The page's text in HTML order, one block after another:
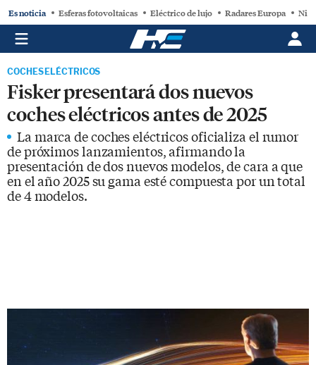
Es noticia Esferas fotovoltaicas Eléctrico de lujo Radares Europa
COCHES ELÉCTRICOS
Fisker presentará dos nuevos
coches eléctricos antes de 2025
La marca de coches eléctricos oficializa el rumor
de próximos lanzamientos, afirmando la
presentación de dos nuevos modelos, de cara a que
en el año 2025 su gama esté compuesta por un total
de 4 modelos.